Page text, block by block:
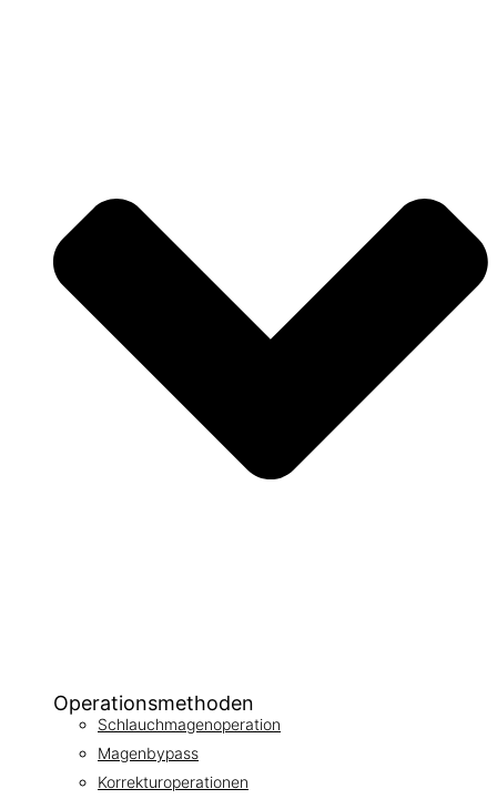
Operationsmethoden
Schlauchmagenoperation
Magenbypass
Korrekturoperationen